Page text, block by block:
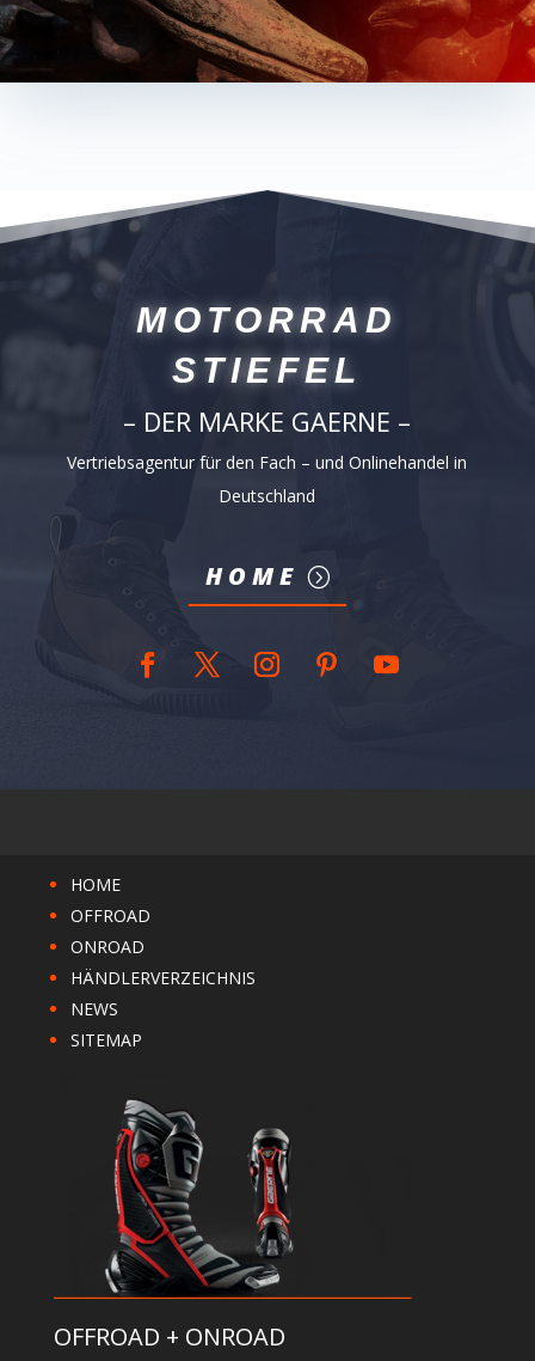
MOTORRAD
STIEFEL
– DER MARKE GAERNE –
Vertriebsagentur für den Fach – und Onlinehandel in
Deutschland
HOME
HOME
OFFROAD
ONROAD
HÄNDLERVERZEICHNIS
NEWS
SITEMAP
OFFROAD + ONROAD